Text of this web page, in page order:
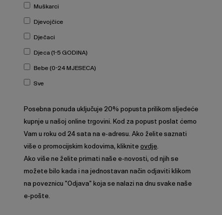
Muškarci
Djevojčice
Dječaci
Djeca (1-5 GODINA)
Bebe (0-24 MJESECA)
Sve
Posebna ponuda uključuje 20% popusta prilikom sljedeće
kupnje u našoj online trgovini. Kod za popust poslat ćemo
Vam u roku od 24 sata na e-adresu. Ako želite saznati
više o promocijskim kodovima, kliknite ovdje
Ako više ne želite primati naše e-novosti, od njih se
možete bilo kada i na jednostavan način odjaviti klikom
na poveznicu "Odjava" koja se nalazi na dnu svake naše
e-pošte.